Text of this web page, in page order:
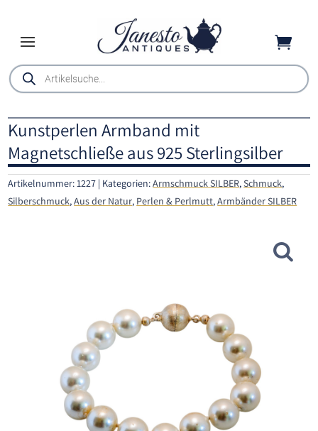

Products
search
Kunstperlen Armband mit
Magnetschließe aus 925 Sterlingsilber
Artikelnummer:1227 Kategorien:Armschmuck SILBER,Schmuck,
Silberschmuck,Aus der Natur, Perlen & Perlmutt,Armbänder SILBER